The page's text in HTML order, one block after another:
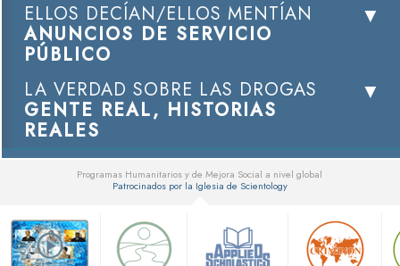
ELLOS DECÍAN/ELLOS MENTÍAN
ANUNCIOS DE SERVICIO
PÚBLICO
LA VERDAD SOBRE LAS DROGAS
GENTE REAL, HISTORIAS
REALES
Programas Humanitarios y de Mejora Social a nivel global
Patrocinados por la Iglesia de Scientology